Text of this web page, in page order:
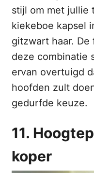
stijl om met jullie
kiekeboe kapsel
gitzwart haar.
deze combinatie
ervan overtuigd
hoofden zult
gedurfde keuze.
11.
koper